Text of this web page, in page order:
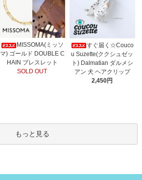
MISSOMA(ミッソ
マ) ゴールド DOUBLE C
HAIN ブレスレット
SOLD OUT
すぐ届く☆Couco
u Suzette(ククシュゼッ
ト) Dalmatian ダルメシ
アン 犬 ヘアクリップ
2,450円
もっと見る